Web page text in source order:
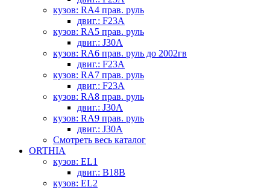
кузов: RA4 прав. руль
двиг.: F23A
кузов: RA5 прав. руль
двиг.: J30A
кузов: RA6 прав. руль до 2002гв
двиг.: F23A
кузов: RA7 прав. руль
двиг.: F23A
кузов: RA8 прав. руль
двиг.: J30A
кузов: RA9 прав. руль
двиг.: J30A
Смотреть весь каталог
ORTHIA
кузов: EL1
двиг.: B18B
кузов: EL2